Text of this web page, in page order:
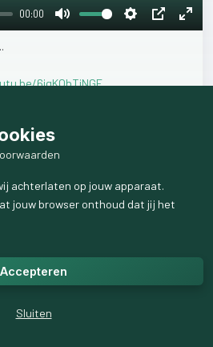
00:00
Mute Settings
PIP
Enter
6jgKQbTiNGE
achterlaten op jouw apparaat.
jouw browser onthoud dat jij het
Accepteren
Sluiten